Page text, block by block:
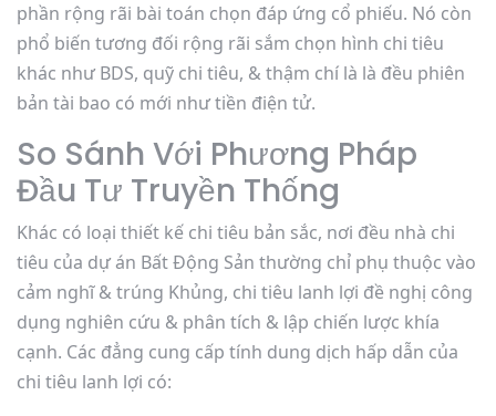
phần rộng rãi bài toán chọn đáp ứng cổ phiếu. Nó còn
phổ biến tương đối rộng rãi sắm chọn hình chi tiêu
khác như BDS, quỹ chi tiêu, & thậm chí là là đều phiên
bản tài bao có mới như tiền điện tử.
So Sánh Với Phương Pháp
Đầu Tư Truyền Thống
Khác có loại thiết kế chi tiêu bản sắc, nơi đều nhà chi
tiêu của dự án Bất Động Sản thường chỉ phụ thuộc vào
cảm nghĩ & trúng Khủng, chi tiêu lanh lợi đề nghị công
dụng nghiên cứu & phân tích & lập chiến lược khía
cạnh. Các đẳng cung cấp tính dung dịch hấp dẫn của
chi tiêu lanh lợi có: